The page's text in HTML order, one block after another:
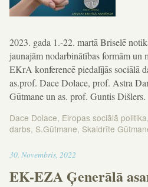
2023. gada 1.-22. martā Briselē
jaunajām nodarbinātības formām
EKrA konferencē piedalījās sociālā
as.prof. Dace Dolace, prof. Astra
Gūtmane un as. prof. Guntis Dišlers.
Dace Dolace, Eiropas sociālā politika,
darbs, S.Gūtmane, Skaidrīte
30. Novembris, 202215:51
EK-EZA Ģenerālā